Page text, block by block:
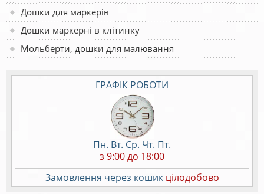
Дошки для маркерів
Дошки маркерні в клітинку
Мольберти, дошки для малювання
ГРАФІК РОБОТИ
Пн. Вт. Ср. Чт. Пт.
з 9:00 до 18:00
Замовлення через кошик цілодобово